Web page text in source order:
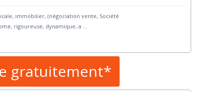
immobilier, (négociation vente, Société
rigoureuse, dynamique, a ...
gratuitement*